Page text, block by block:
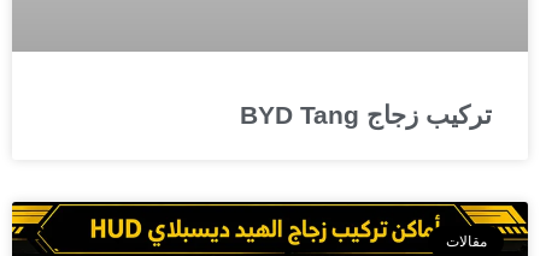
تركيب زجاج BYD Tang
مقالات